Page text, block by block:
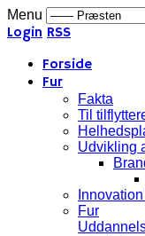
Menu
Login RSS
Forside
Fur
Fakta
Til
Udvikling
Fur